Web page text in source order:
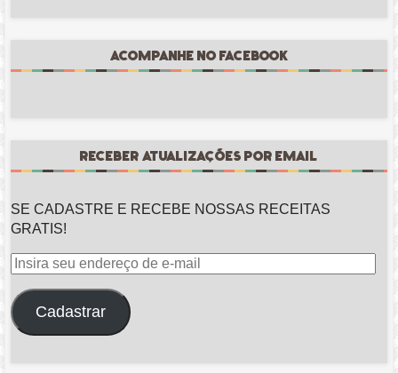
ACOMPANHE NO FACEBOOK
RECEBER ATUALIZAÇÕES POR EMAIL
SE CADASTRE E RECEBE NOSSAS RECEITAS
GRATIS!
Insira
endereço
de
Cadastrar